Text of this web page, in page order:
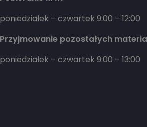
poniedziałek – czwartek 9:00 – 12:00
Przyjmowanie pozostałych
poniedziałek – czwartek 9:00 – 13:00